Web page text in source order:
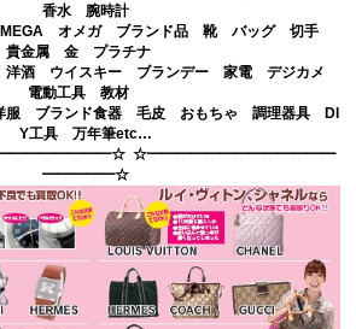
香水 腕時計
オメガ ブランド品 靴 バッグ 切手
貴金属 金 プラチナ
酒 ウイスキー ブランデー 家電 デジカメ
電動工具 教材
服 ブランド食器 毛皮 おもちゃ 調理器具 DI
Y工具 万年筆etc…
☆━━━━━━━━━━━━━
━━━━━☆